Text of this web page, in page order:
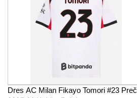
Dres AC Milan Fikayo Tomori #23 Preč